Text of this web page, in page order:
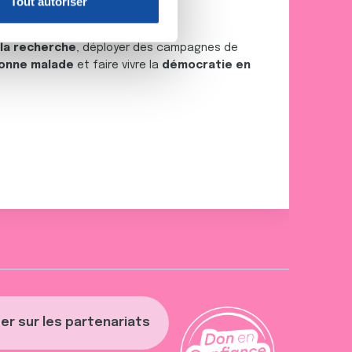
informations que
sur les partenariats
recherche, déployer des campagnes de
malade et faire vivre la démocratie en